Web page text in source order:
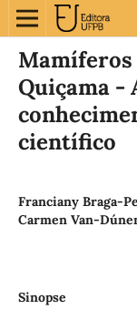
Mamíferos
Quiçama -
científico
Franciany Braga-
Carmen Van-
Sinopse